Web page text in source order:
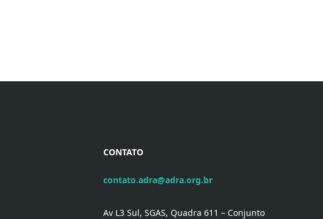
CONTATO
contato.adra@adra.org.br
Av L3 Sul, SGAS, Quadra 611 – Conjunto